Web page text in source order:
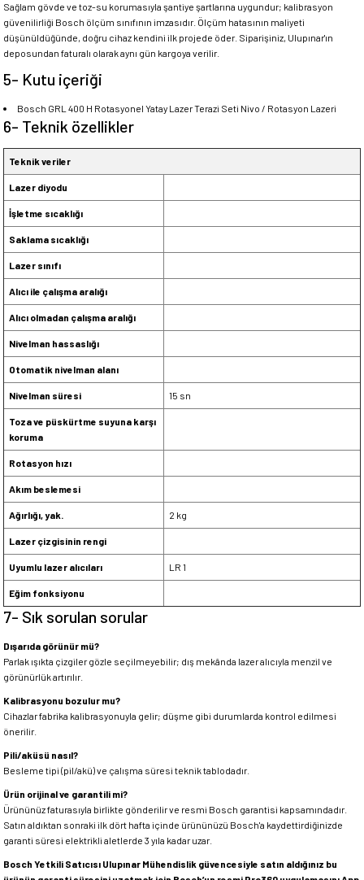
Sağlam gövde ve toz-su korumasıyla şantiye şartlarına uygundur; kalibrasyon
güvenilirliği Bosch ölçüm sınıfının imzasıdır. Ölçüm hatasının maliyeti
düşünüldüğünde, doğru cihaz kendini ilk projede öder. Siparişiniz, Ulupınar'ın
deposundan faturalı olarak aynı gün kargoya verilir.
5- Kutu içeriği
Bosch GRL 400 H Rotasyonel Yatay Lazer Terazi Seti Nivo / Rotasyon Lazeri
6- Teknik özellikler
Teknik veriler
Lazer diyodu
İşletme sıcaklığı
Saklama sıcaklığı
Lazer sınıfı
Alıcı ile çalışma aralığı
Alıcı olmadan çalışma aralığı
Nivelman hassaslığı
Otomatik nivelman alanı
Nivelman süresi 15 sn
Toza ve püskürtme suyuna karşı
koruma
Rotasyon hızı
Akım beslemesi
Ağırlığı, yak. 2 kg
Lazer çizgisinin rengi
Uyumlu lazer alıcıları LR 1
Eğim fonksiyonu
7- Sık sorulan sorular
Dışarıda görünür mü?
Parlak ışıkta çizgiler gözle seçilmeyebilir; dış mekânda lazer alıcıyla menzil ve
görünürlük artırılır.
Kalibrasyonu bozulur mu?
Cihazlar fabrika kalibrasyonuyla gelir; düşme gibi durumlarda kontrol edilmesi
önerilir.
Pili/aküsü nasıl?
Besleme tipi (pil/akü) ve çalışma süresi teknik tablodadır.
Ürün orijinal ve garantili mi?
Ürününüz faturasıyla birlikte gönderilir ve resmi Bosch garantisi kapsamındadır.
Satın aldıktan sonraki ilk dört hafta içinde ürününüzü Bosch'a kaydettirdiğinizde
garanti süresi elektrikli aletlerde 3 yıla kadar uzar.
Bosch Yetkili Satıcısı Ulupınar Mühendislik güvencesiyle satın aldığınız bu